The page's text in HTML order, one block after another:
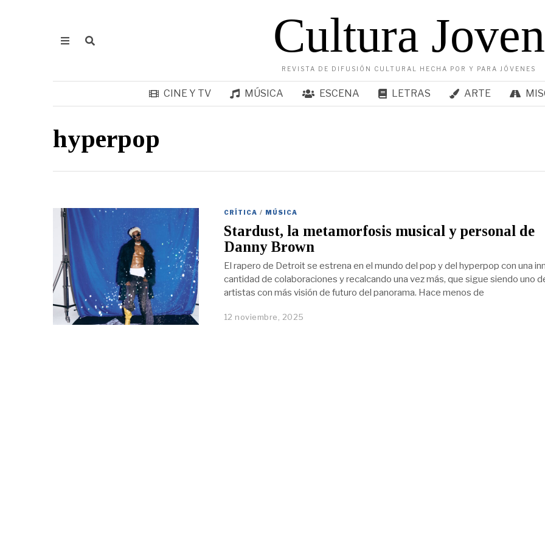
Cultura Joven
REVISTA DE DIFUSIÓN CULTURAL HECHA POR Y PARA JÓVENES
CINE Y TV MÚSICA ESCENA LETRAS ARTE
hyperpop
CRÍTICA / MÚSICA
Stardust, la metamorfosis musical y personal de
Danny Brown
El rapero de Detroit se estrena en el mundo del pop y del hyperpop con una
cantidad de colaboraciones y recalcando una vez más, que sigue siendo uno
artistas con más visión de futuro del panorama. Hace menos de
12 noviembre, 2025